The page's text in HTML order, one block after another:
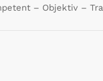
– Objektiv –